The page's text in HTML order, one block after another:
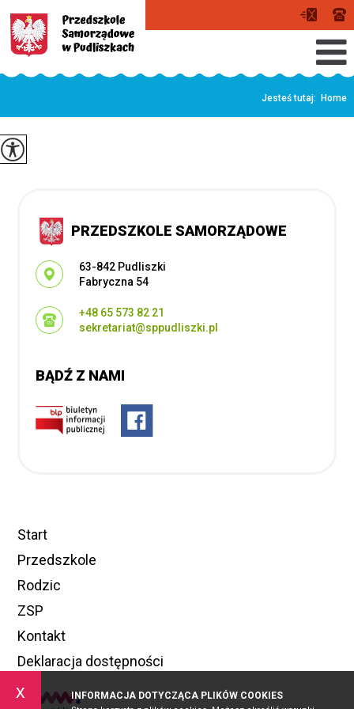
x INFORMACJA DOTYCZĄCA PLIKÓW COOKIES
Jesteś tutaj: Home
PRZEDSZKOLE SAMORZĄDOWE
Adres pocztowy:
63-842 Pudliszki
Fabryczna 54
+48 65 573 82 21
sekretariat@sppudliszki.pl
BĄDŹ Z NAMI
Start
Przedszkole
Rodzic
ZSP
Kontakt
Deklaracja dostępności